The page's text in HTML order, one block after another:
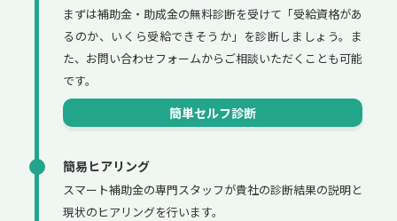
まずは補助金・助成金の無料診断を受けて「受給資格があ
るのか、いくら受給できそうか」を診断しましょう。ま
た、お問い合わせフォームからご相談いただくことも可能
です。
簡単セルフ診断
簡易ヒアリング
スマート補助金の専門スタッフが貴社の診断結果の説明と
現状のヒアリングを行います。